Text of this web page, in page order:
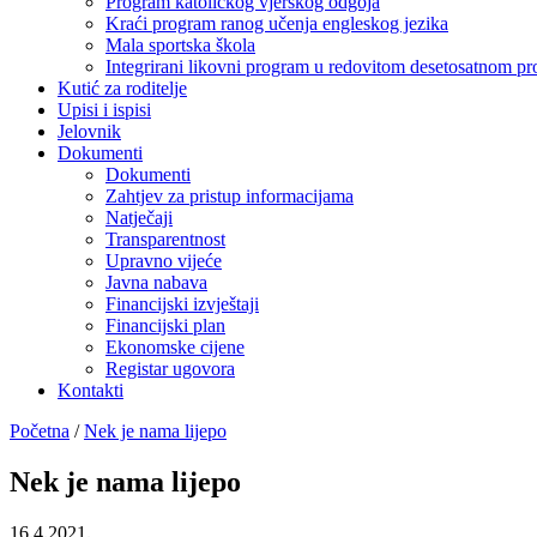
Kraći program ranog učenja engleskog jezika
Mala sportska škola
Integrirani likovni program u redovitom desetosatnom
Kutić za roditelje
Upisi i ispisi
Jelovnik
Dokumenti
Dokumenti
Zahtjev za pristup informacijama
Natječaji
Transparentnost
Upravno vijeće
Javna nabava
Financijski izvještaji
Financijski plan
Ekonomske cijene
Registar ugovora
Kontakti
Početna / Nek je nama lijepo
Nek je nama lijepo
16.4.2021.